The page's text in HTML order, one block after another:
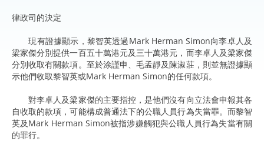
律政司的決定
現有證據顯示，黎智英透過Mark Herman Simon向李卓人及
梁家傑分別提供一百五十萬港元及三十萬港元，而李卓人及梁家傑
分別收取有關款項。至於涂謹申、毛孟靜及陳淑莊，則並無證據顯
示他們收取黎智英或Mark Herman Simon的任何款項。
對李卓人及梁家傑的主要指控，是他們沒有向立法會申報其各
自收取的款項，可能構成普通法下的公職人員行為失當罪。而黎智
英及Mark Herman Simon被指涉嫌觸犯與公職人員行為失當有關
的罪行。